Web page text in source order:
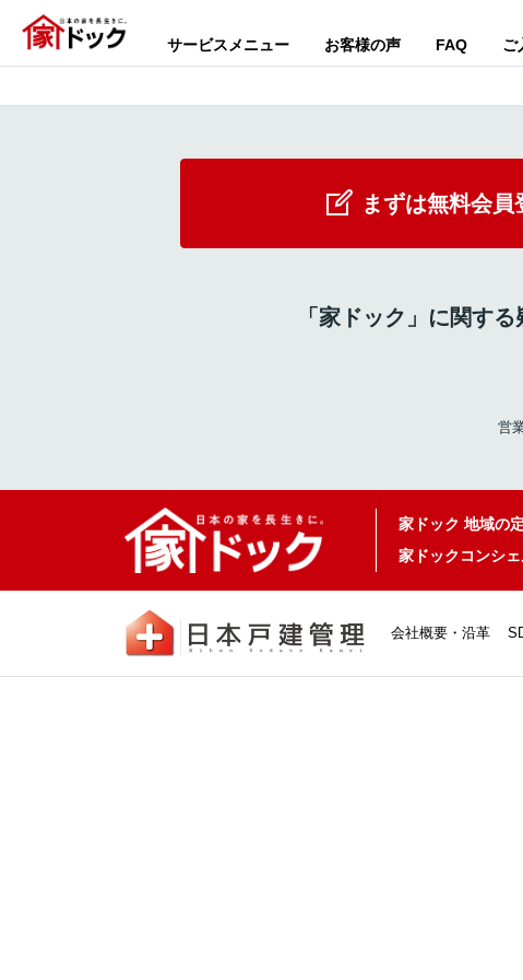
サービスメニュー お客様の声 FAQ ご
まずは無料会員
「家ドック」に関す
営
家ドック 地域の
家ドックコンシ
会社概要・沿革